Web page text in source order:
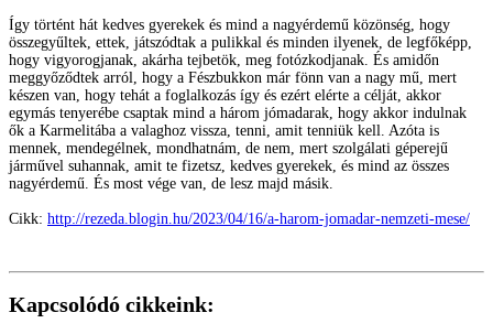
Így történt hát kedves gyerekek és mind a nagyérdemű közönség, hogy
összegyűltek, ettek, játszódtak a pulikkal és minden ilyenek, de legfőképp,
hogy vigyorogjanak, akárha tejbetök, meg fotózkodjanak. És amidőn
meggyőződtek arról, hogy a Fészbukkon már fönn van a nagy mű, mert
készen van, hogy tehát a foglalkozás így és ezért elérte a célját, akkor
egymás tenyerébe csaptak mind a három jómadarak, hogy akkor indulnak
ők a Karmelitába a valaghoz vissza, tenni, amit tenniük kell. Azóta is
mennek, mendegélnek, mondhatnám, de nem, mert szolgálati géperejű
járművel suhannak, amit te fizetsz, kedves gyerekek, és mind az összes
nagyérdemű. És most vége van, de lesz majd másik.
Cikk: http://rezeda.blogin.hu/2023/04/16/a-harom-jomadar-nemzeti-mese/
Kapcsolódó cikkeink: